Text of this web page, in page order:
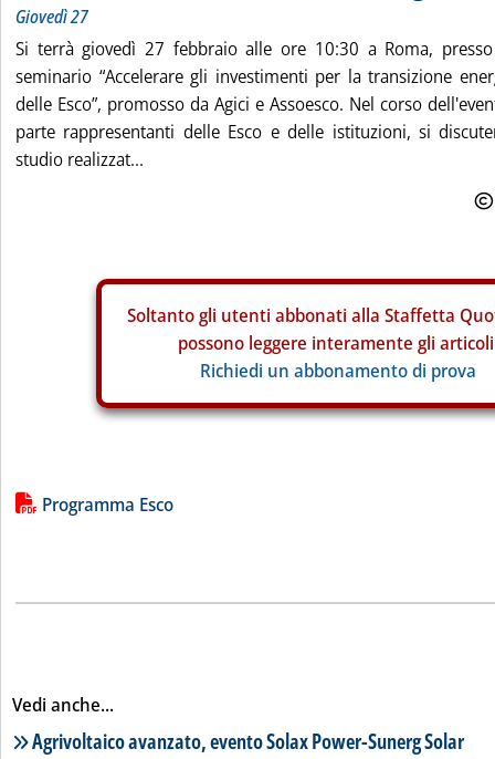
Giovedì 27
Si terrà giovedì 27 febbraio alle ore 10:30 a Roma,
seminario “Accelerare gli investimenti per la transizione
delle Esco”, promosso da Agici e Assoesco. Nel corso
parte rappresentanti delle Esco e delle istituzioni, si
studio realizzat...
Soltanto gli utenti abbonati alla Staffetta
possono leggere interamente gli
Richiedi un abbonamento di prova
Lista allegati PDF alla notizia
Programma Esco
Vedi anche...
Lista notizie correlate
Agrivoltaico avanzato, evento Solax Power-Sunerg Solar